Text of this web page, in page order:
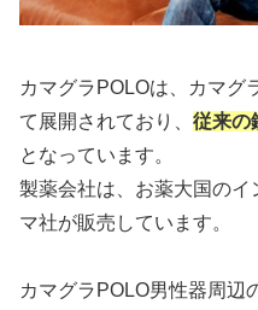
カマグラPOLOは、カマグ
て展開されており、 従来の
となっています。
製薬会社は、お薬大国の
マ社が販売しています。
カマグラPOLO男性器周辺